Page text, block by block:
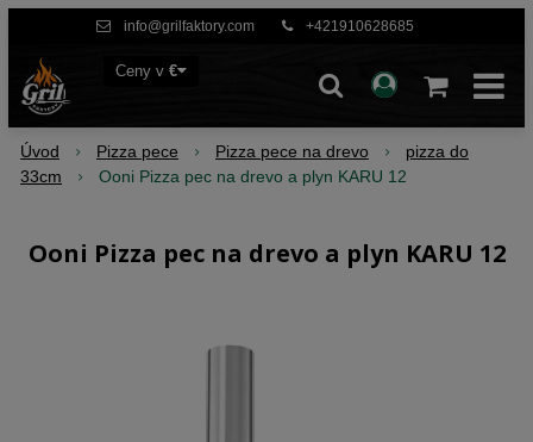
info@grilfaktory.com +421910628685
Ceny v €
Úvod Pizza pece Pizza pece na drevo
pizza do
33cm
Ooni Pizza pec na drevo a plyn KARU 12
Ooni Pizza pec na drevo a plyn KARU 12